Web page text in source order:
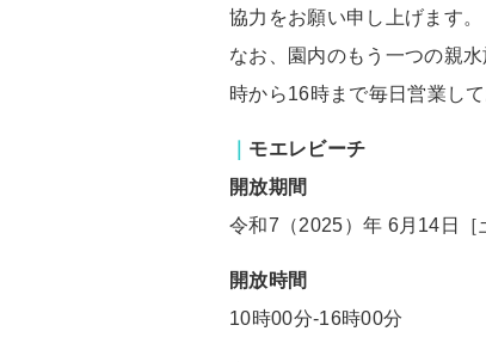
協力をお願い申し上げます。
なお、園内のもう一つの親
時から16時まで毎日営業し
モエレビーチ
開放期間
令和7（2025）年 6月14日［
開放時間
10時00分-16時00分